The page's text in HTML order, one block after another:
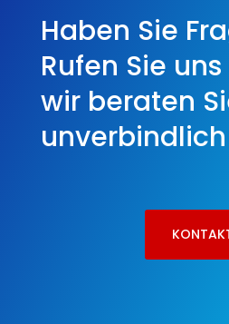
Haben Sie
Rufen Sie
wir beraten
unverbindlich